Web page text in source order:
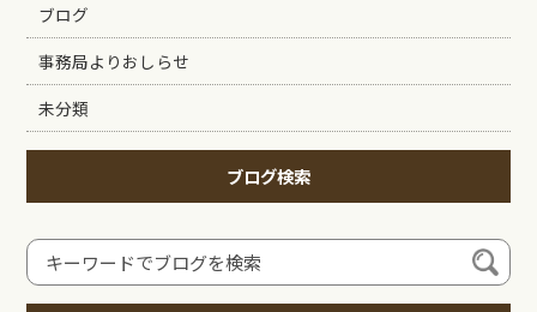
ブログ
事務局よりおしらせ
未分類
ブログ検索